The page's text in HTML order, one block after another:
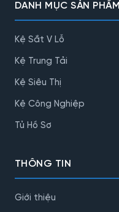
DANH MỤC SẢN PHẨM
Kệ Sắt V Lỗ
Kệ Trung Tải
Kệ Siêu Thị
Kệ Công Nghiệp
Tủ Hồ Sơ
THÔNG TIN
Giới thiệu